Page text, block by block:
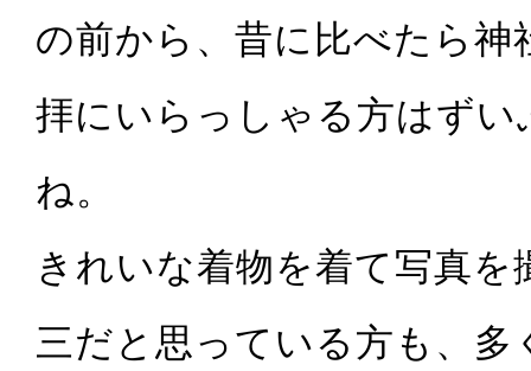
の前から、昔に比べたら神
拝にいらっしゃる方はず
ね。
きれいな着物を着て写真
三だと思っている方も、